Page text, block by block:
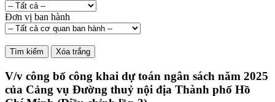
Đơn vị ban hành
V/v công bố công khai dự toán ngân sách năm 2025
của Cảng vụ Đường thuỷ nội địa Thành phố Hồ